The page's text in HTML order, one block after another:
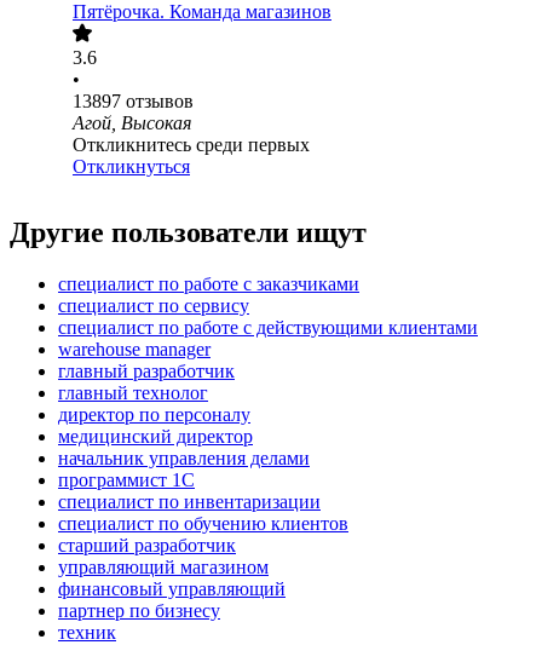
Пятёрочка. Команда магазинов
3.6
•
13897 отзывов
Агой, Высокая
Откликнитесь среди первых
Откликнуться
Другие пользователи ищут
специалист по работе с заказчиками
специалист по сервису
специалист по работе с действующими клиентами
warehouse manager
главный разработчик
главный технолог
директор по персоналу
медицинский директор
начальник управления делами
программист 1C
специалист по инвентаризации
специалист по обучению клиентов
старший разработчик
управляющий магазином
финансовый управляющий
партнер по бизнесу
техник